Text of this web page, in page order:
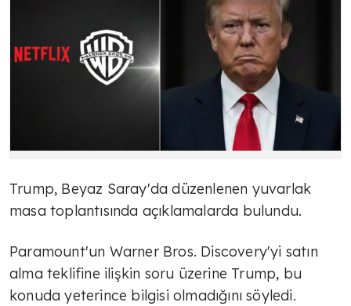
Trump, Beyaz Saray'da düzenlenen yuvarlak
masa toplantısında açıklamalarda bulundu.
Paramount'un Warner Bros. Discovery'yi satın
alma teklifine ilişkin soru üzerine Trump, bu
konuda yeterince bilgisi olmadığını söyledi.